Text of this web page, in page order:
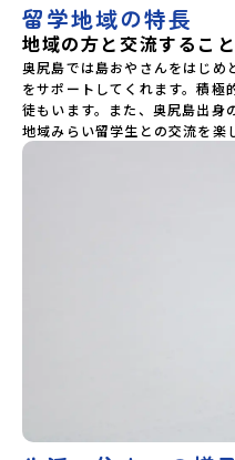
留学地域の特長
地域の方と交流するこ
奥尻島では島おやさんをはじめ
をサポートしてくれます。積極
徒もいます。また、奥尻島出身
地域みらい留学生との交流を楽